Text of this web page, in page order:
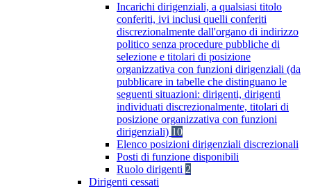
Incarichi dirigenziali, a qualsiasi titolo
conferiti, ivi inclusi quelli conferiti
discrezionalmente dall'organo di indirizzo
politico senza procedure pubbliche di
selezione e titolari di posizione
organizzativa con funzioni dirigenziali (da
pubblicare in tabelle che distinguano le
seguenti situazioni: dirigenti, dirigenti
individuati discrezionalmente, titolari di
posizione organizzativa con funzioni
dirigenziali) 10
Elenco posizioni dirigenziali discrezionali
Posti di funzione disponibili
Ruolo dirigenti 2
Dirigenti cessati